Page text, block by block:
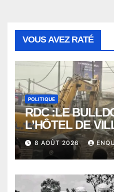
VOUS AVEZ RATÉ
POLITIQUE
RDC :LE
L’HÔTEL DE
POUR
PUBLIQUE en
COMMUNE DE
8 AOÛT 2026